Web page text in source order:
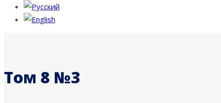
Том 8 №3